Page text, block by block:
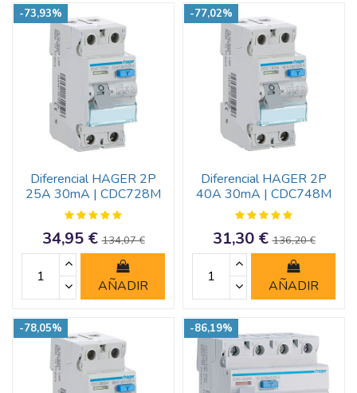
-73,93%
Diferencial HAGER 2P
25A 30mA | CDC728M
34,95 €134,07 €
AÑADIR
-77,02%
Diferencial HAGER 2P
40A 30mA | CDC748M
31,30 €136,20 €
AÑADIR
-78,05% -86,19%